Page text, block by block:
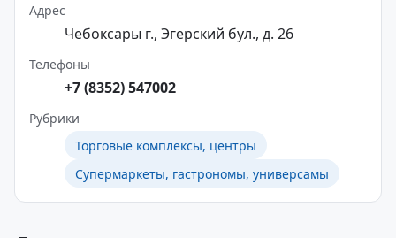
Адрес
Чебоксары г., Эгерский бул., д. 26
Телефоны
+7 (8352) 547002
Рубрики
Торговые комплексы, центры
Супермаркеты, гастрономы, универсамы